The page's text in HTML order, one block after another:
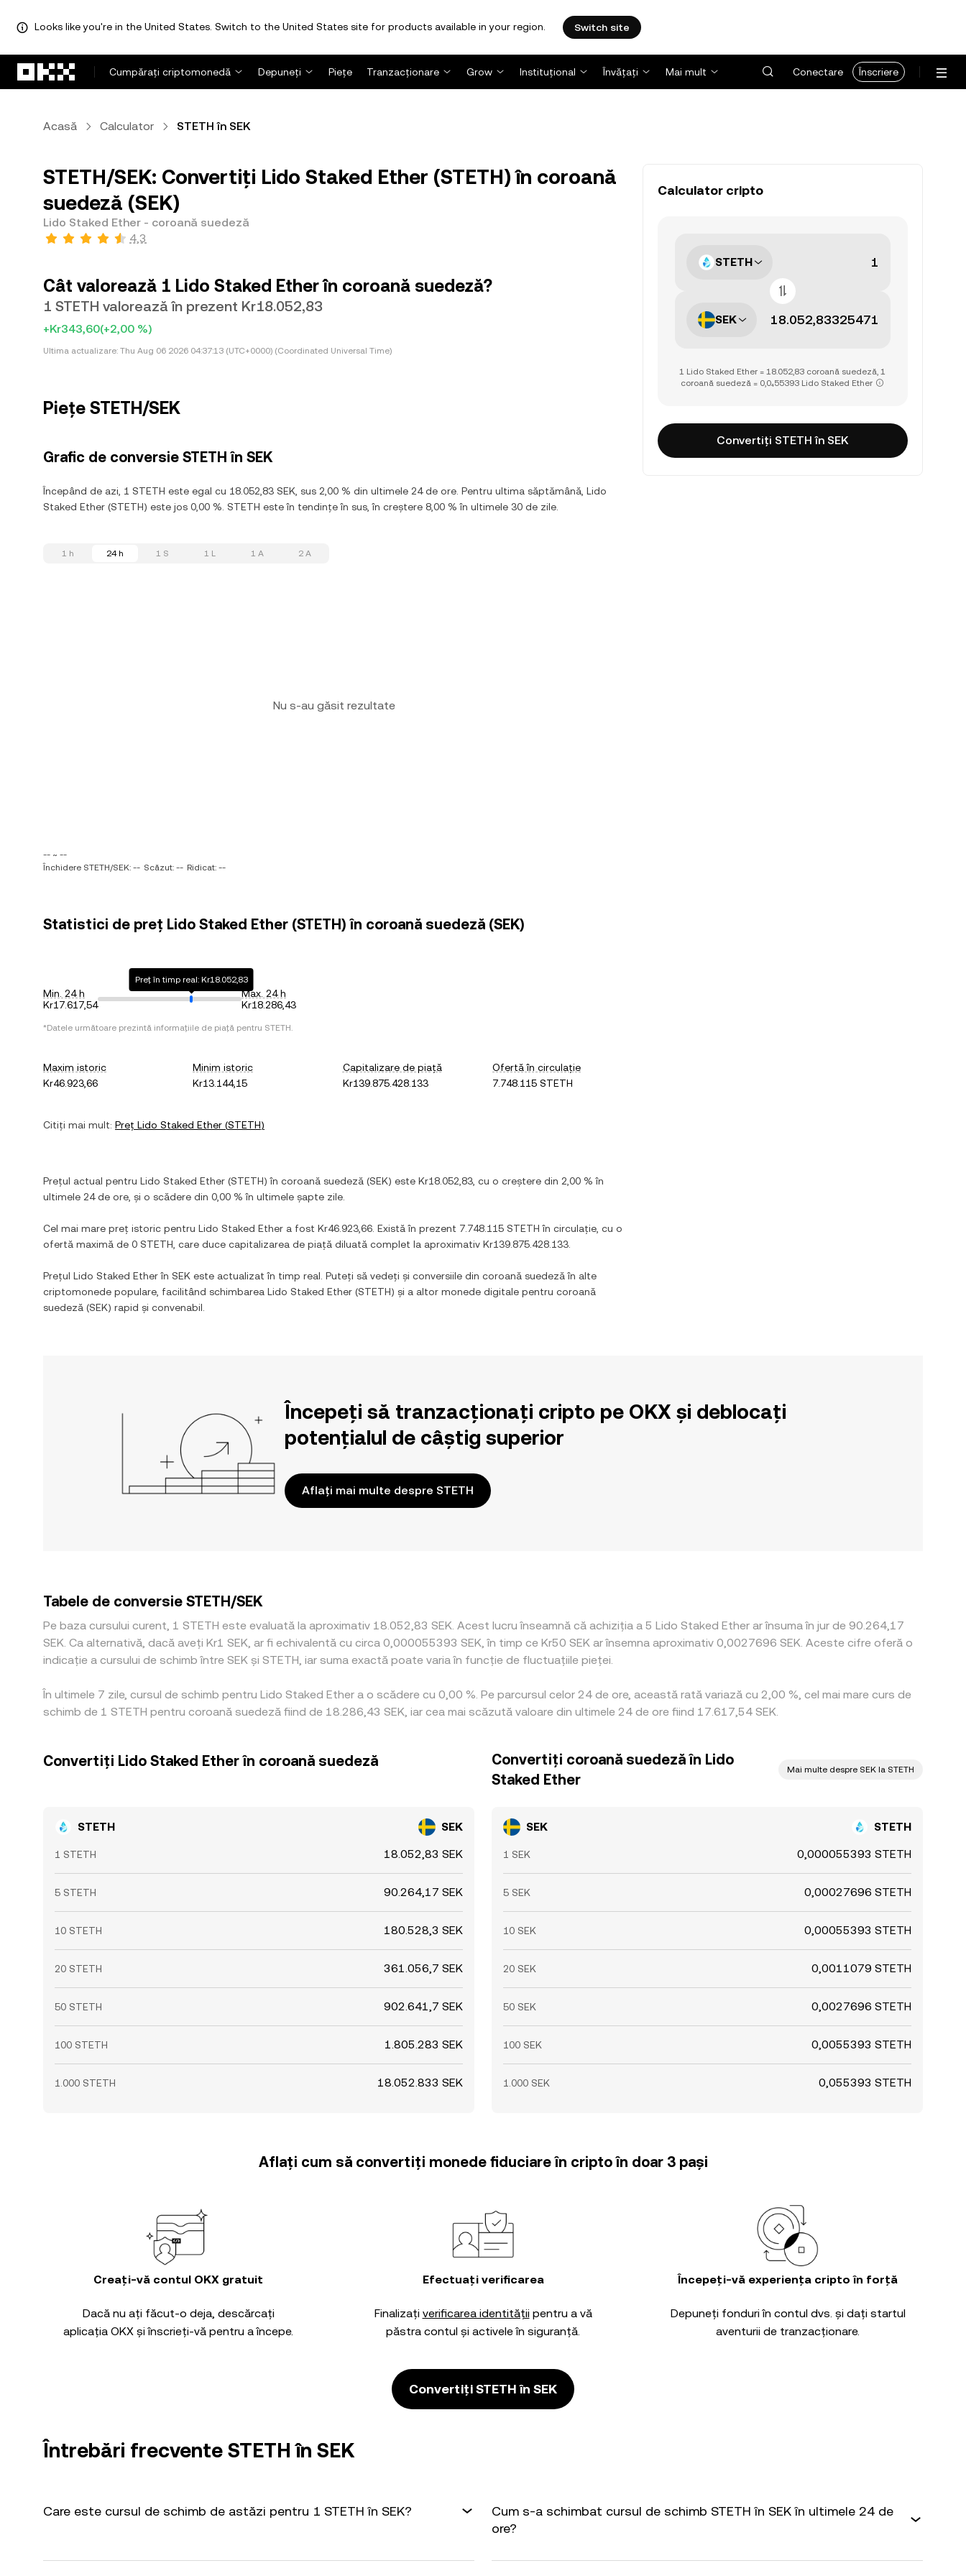
Looks like you're in the United States. Switch to the United States site for products available in your region. Switch site
Cumpărați criptomonedă
Depuneți Piețe Tranzacționare Grow Instituțional Învățați Mai mult Conectare Înscriere
Acasă Calculator STETH în SEK
STETH/SEK: Convertiți Lido Staked Ether (STETH) în coroană
suedeză (SEK)
Lido Staked Ether - coroană suedeză
4,3
Cât valorează 1 Lido Staked Ether în coroană suedeză?
1 STETH valorează în prezent Kr18.052,83
+Kr343,60(+2,00 %)
Ultima actualizare: Thu Aug 06 2026 04:37:13 (UTC+0000) (Coordinated Universal Time)
Piețe STETH/SEK
Grafic de conversie STETH în SEK
Începând de azi, 1 STETH este egal cu 18.052,83 SEK, sus 2,00 % din ultimele 24 de ore. Pentru ultima săptămână, Lido
Staked Ether (STETH) este jos 0,00 %. STETH este în tendințe în sus, în creștere 8,00 % în ultimele 30 de zile.
1 h 24 h 1 S 1 L 1 A 2 A
Nu s-au găsit rezultate
-- ~ --
Închidere STETH/SEK: -- Scăzut: -- Ridicat: --
Statistici de preț Lido Staked Ether (STETH) în coroană suedeză (SEK)
Min. 24 h
Kr17.617,54
Preț în timp real: Kr18.052,83
Max. 24 h
Kr18.286,43
*Datele următoare prezintă informațiile de piață pentru STETH.
Maxim istoric
Kr46.923,66
Minim istoric
Kr13.144,15
Capitalizare de piață
Kr139.875.428.133
Ofertă în circulație
7.748.115 STETH
Citiți mai mult: Preț Lido Staked Ether (STETH)
Prețul actual pentru Lido Staked Ether (STETH) în coroană suedeză (SEK) este Kr18.052,83 , cu o creștere din 2,00 % în
ultimele 24 de ore, și o scădere din 0,00 % în ultimele șapte zile.
Cel mai mare preț istoric pentru Lido Staked Ether a fost Kr46.923,66 . Există în prezent 7.748.115 STETH în circulație, cu o
ofertă maximă de 0 STETH , care duce capitalizarea de piață diluată complet la aproximativ Kr139.875.428.133
Prețul Lido Staked Etherîn SEK este actualizat în timp real. Puteți să vedeți și conversiile din coroană suedeză în alte
criptomonede populare, facilitând schimbarea Lido Staked Ether (STETH) și a altor monede digitale pentru coroană
suedeză (SEK) rapid și convenabil.
Calculator cripto
STETH
SEK
1 Lido Staked Ether = 18.052,83 coroană suedeză, 1
coroană suedeză = 0,0₄55393 Lido Staked Ether
Convertiți STETH în SEK
Începeți să tranzacționați cripto pe OKX și deblocați
potențialul de câștig superior
Aflați mai multe despre STETH
Tabele de conversie STETH/SEK
Pe baza cursului curent, 1 STETH este evaluată la aproximativ 18.052,83 SEK. Acest lucru înseamnă că achiziția a 5 Lido Staked Ether ar însuma în jur de 90.264,17
SEK. Ca alternativă, dacă aveți Kr1 SEK, ar fi echivalentă cu circa 0,000055393 SEK, în timp ce Kr50 SEK ar însemna aproximativ 0,0027696 SEK. Aceste cifre oferă o
indicație a cursului de schimb între SEK și STETH, iar suma exactă poate varia în funcție de fluctuațiile pieței.
În ultimele 7 zile, cursul de schimb pentru Lido Staked Ether a o scădere cu 0,00 %. Pe parcursul celor 24 de ore, această rată variază cu 2,00 %, cel mai mare curs de
schimb de 1 STETH pentru coroană suedeză fiind de 18.286,43 SEK, iar cea mai scăzută valoare din ultimele 24 de ore fiind 17.617,54 SEK.
Convertiți Lido Staked Ether în coroană suedeză
STETH SEK
1 STETH 18.052,83 SEK
5 STETH 90.264,17 SEK
10 STETH 180.528,3 SEK
20 STETH 361.056,7 SEK
50 STETH 902.641,7 SEK
100 STETH 1.805.283 SEK
1.000 STETH 18.052.833 SEK
Convertiți coroană suedeză în Lido
Staked Ether
Mai multe despre SEK la STETH
SEK STETH
1 SEK 0,000055393 STETH
5 SEK 0,00027696 STETH
10 SEK 0,00055393 STETH
20 SEK 0,0011079 STETH
50 SEK 0,0027696 STETH
100 SEK 0,0055393 STETH
1.000 SEK 0,055393 STETH
Aflați cum să convertiți monede fiduciare în cripto în doar 3 pași
Creați-vă contul OKX gratuit
Dacă nu ați făcut-o deja, descărcați
aplicația OKX și înscrieți-vă pentru a începe.
Efectuați verificarea
Finalizați verificarea identității pentru a vă
păstra contul și activele în siguranță.
Începeți-vă experiența cripto în forță
Depuneți fonduri în contul dvs. și dați startul
aventurii de tranzacționare.
Convertiți STETH în SEK
Întrebări frecvente STETH în SEK
Care este cursul de schimb de astăzi pentru 1 STETH în SEK?
Cum s-a schimbat cursul de schimb STETH în SEK în ultimele 24 de
ore?